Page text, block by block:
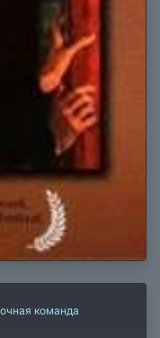
команда